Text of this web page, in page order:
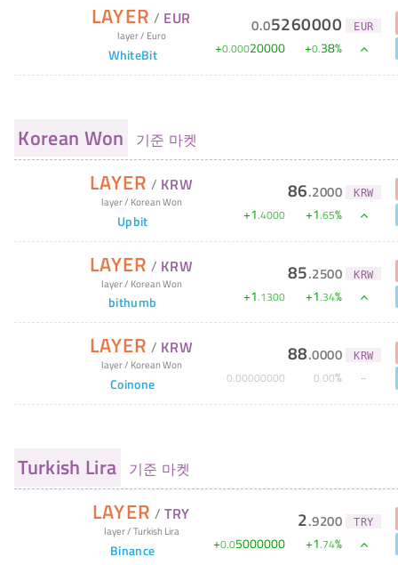
LAYER / EUR
layer/ Euro
WhiteBit
0.05260000 EUR
+0.00020000 +0.38%
Korean Won 기준 마켓
LAYER / KRW
layer/ Korean Won
Upbit
86.2000 KRW
+1.4000 +1.65%
LAYER / KRW
layer/ Korean Won
bithumb
85.2500 KRW
+1.1300 +1.34%
LAYER / KRW
layer/ Korean Won
Coinone
88.0000 KRW
0.00000000 0.00%
Turkish Lira 기준 마켓
LAYER / TRY
layer/Turkish Lira
Binance
2.9200 TRY
+0.05000000 +1.74%